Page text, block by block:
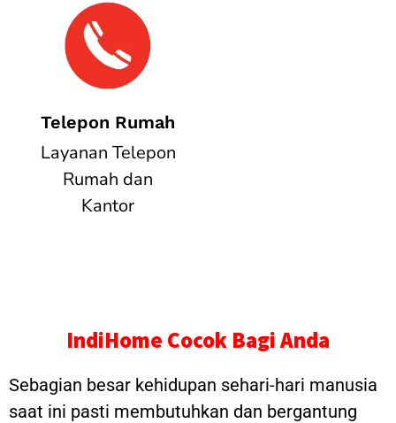
Telepon Rumah
Layanan Telepon
Rumah dan
Kantor
IndiHome Cocok Bagi Anda
Sebagian besar kehidupan sehari-hari manusia
saat ini pasti membutuhkan dan bergantung